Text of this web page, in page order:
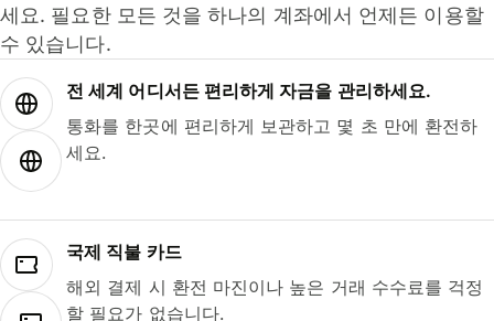
세요. 필요한 모든 것을 하나의 계좌에서 언제든 이용할
수 있습니다.
전 세계 어디서든 편리하게 자금을 관리하세요.
통화를 한곳에 편리하게 보관하고 몇 초 만에 환전하
세요.
국제 직불 카드
해외 결제 시 환전 마진이나 높은 거래 수수료를 걱정
할 필요가 없습니다.